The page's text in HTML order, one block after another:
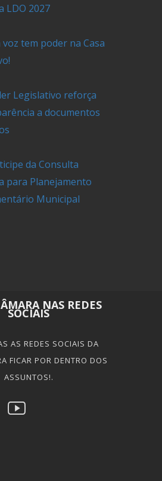
LDO 2027
tem poder na Casa
Legislativo reforça
a documentos
da Consulta
para Planejamento
Municipal
NAS REDES
SOCIAIS
AS REDES SOCIAIS DA
FICAR POR DENTRO DOS
ASSUNTOS!.